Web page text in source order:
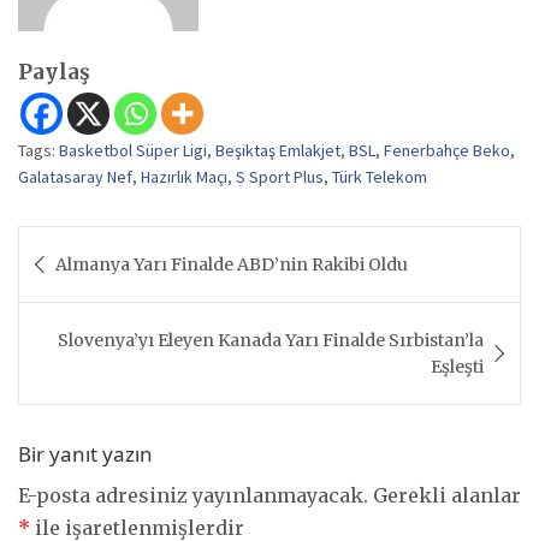
Paylaş
Tags: Basketbol Süper Ligi, Beşiktaş Emlakjet, BSL, Fenerbahçe Beko,
Galatasaray Nef, Hazırlık Maçı, S Sport Plus, Türk Telekom
gezinmesi
Almanya Yarı Finalde ABD’nin Rakibi Oldu
Slovenya’yı Eleyen Kanada Yarı Finalde Sırbistan’la
Eşleşti
Bir yanıt yazın
E-posta adresiniz yayınlanmayacak. Gerekli alanlar
* ile işaretlenmişlerdir